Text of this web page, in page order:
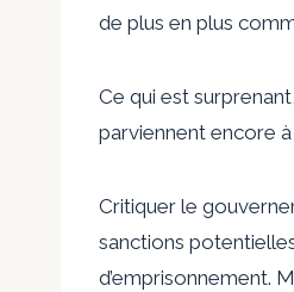
de plus en plus
Ce qui est
parviennent encore à
Critiquer le
sanctions
d’emprisonnement.